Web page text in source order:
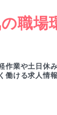
職場
作業や土日休
働ける求人情